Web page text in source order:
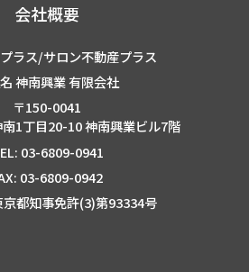
会社概要
ラス/サロン不動産プラス
神南興業 有限会社
〒150-0041
1丁目20-10 神南興業ビル7階
03-6809-0941
03-6809-0942
京都知事免許(3)第93334号